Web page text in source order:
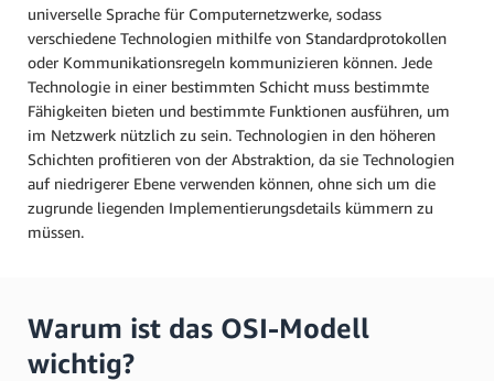
universelle Sprache für Computernetzwerke, sodass
verschiedene Technologien mithilfe von Standardprotokollen
oder Kommunikationsregeln kommunizieren können. Jede
Technologie in einer bestimmten Schicht muss bestimmte
Fähigkeiten bieten und bestimmte Funktionen ausführen, um
im Netzwerk nützlich zu sein. Technologien in den höheren
Schichten profitieren von der Abstraktion, da sie Technologien
auf niedrigerer Ebene verwenden können, ohne sich um die
zugrunde liegenden Implementierungsdetails kümmern zu
müssen.
Warum ist das OSI-Modell
wichtig?